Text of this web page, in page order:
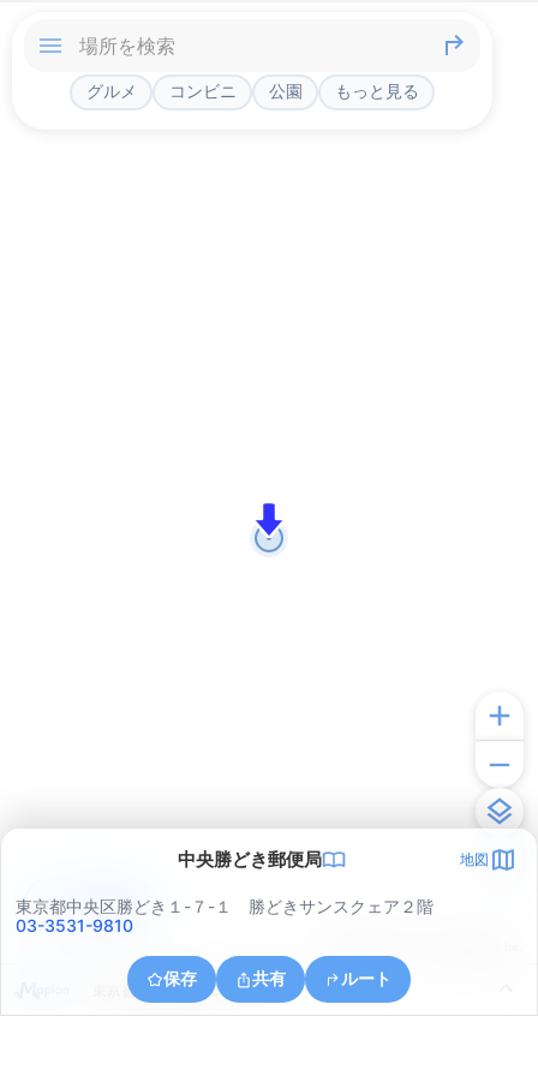
グルメ コンビニ 公園 もっと見る
中央勝どき郵便局 地図
東京都中央区勝どき１-７-１ 勝どきサンスクェア２階
03-3531-9810
保存 共有 ルート
東京都江東区豊洲６丁目５
アプリで見る